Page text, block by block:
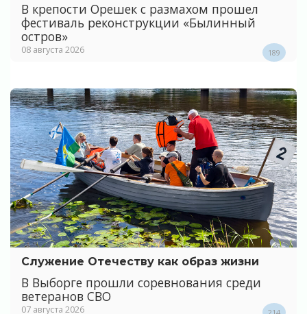
В крепости Орешек с размахом прошел
фестиваль реконструкции «Былинный
остров»
08 августа 2026 189
Служение Отечеству как образ жизни
В Выборге прошли соревнования среди
ветеранов СВО
07 августа 2026